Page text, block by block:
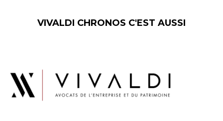
VIVALDI CHRONOS C'EST AUSSI